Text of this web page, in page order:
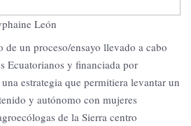
León
de un proceso/ensayo llevado a cabo
Ecuatorianos y financiada por
estrategia que permitiera levantar un
y autónomo con mujeres
de la Sierra centro